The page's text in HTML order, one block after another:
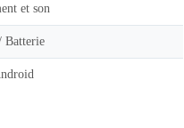
et son
Batterie